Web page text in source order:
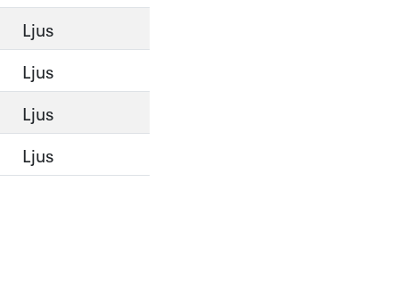
Ljus
Ljus
Ljus
Ljus